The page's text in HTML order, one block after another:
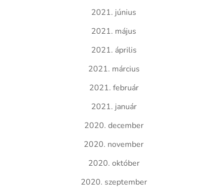
2021. június
2021. május
2021. április
2021. március
2021. február
2021. január
2020. december
2020. november
2020. október
2020. szeptember